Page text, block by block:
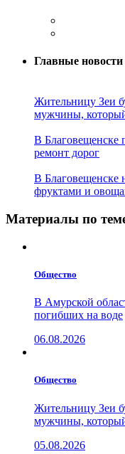
Главные новости
Жительницу Зеи
мужчины,
В Благовещенске
ремонт дорог
В Благовещенске
фруктами и
Материалы по
Общество
В Амурской
погибших на воде
06.08.2026
Общество
Жительницу Зеи
мужчины,
05.08.2026